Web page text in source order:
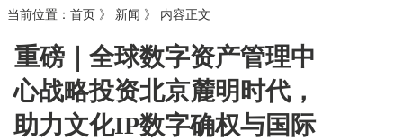
当前位置： 首页 》 新闻 》 内容正文
重磅｜全球数字资产管理中
心战略投资北京麓明时代，
助力文化IP数字确权与国际